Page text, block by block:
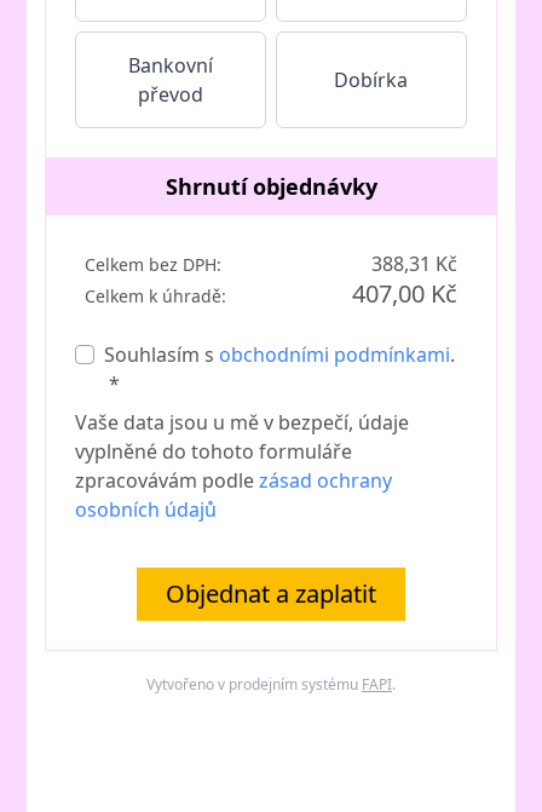
Bankovní
převod
Dobírka
Shrnutí objednávky
Celkem bez DPH: 388,31 Kč
Celkem k úhradě: 407,00 Kč
Souhlasím s obchodními podmínkami.
*
Vaše data jsou u mě v bezpečí, údaje
vyplněné do tohoto formuláře
zpracovávám podlezásad ochrany
osobních údajů
Objednat a zaplatit
Vytvořeno v prodejním systému FAPI.